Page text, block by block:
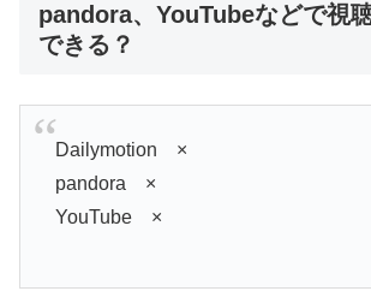
pandora、YouTubeなどで視
できる？
Dailymotion ×
pandora ×
YouTube ×